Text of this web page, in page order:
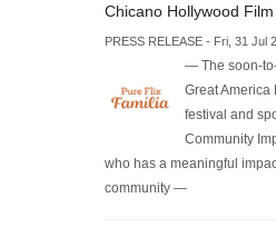
Chicano Hollywood
PRESS RELEASE - Fri, 31 Jul
— The soon-
Great America
festival and
Community
who has a meaningful
community —